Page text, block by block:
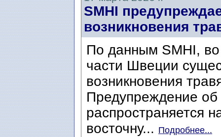
SMHI
возникновения
По данным SMHI, во
части Швеции
возникновения
Предупреждение об
распространяется
восточну... Подробнее...